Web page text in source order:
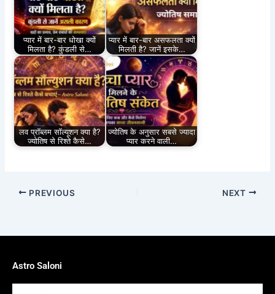
प्यार में बार-बार धोखा क्यों
मिलता है? कुंडली से…
प्यार में बार-बार असफलता क्यों
मिलती है? जानें इसके…
लव प्रॉब्लम सॉल्यूशन क्या है?
ज्योतिष से रिश्ते कैसे…
ज्योतिष के अनुसार सबसे ज्यादा
प्यार करने वाली…
PREVIOUS NEXT
Astro Saloni